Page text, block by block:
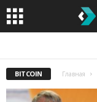
BITCOIN Главная